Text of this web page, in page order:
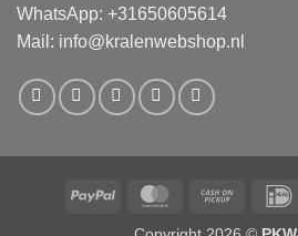
WhatsApp: +31650605614
Mail: info@kralenwebshop.nl
PayPal MasterCardCash